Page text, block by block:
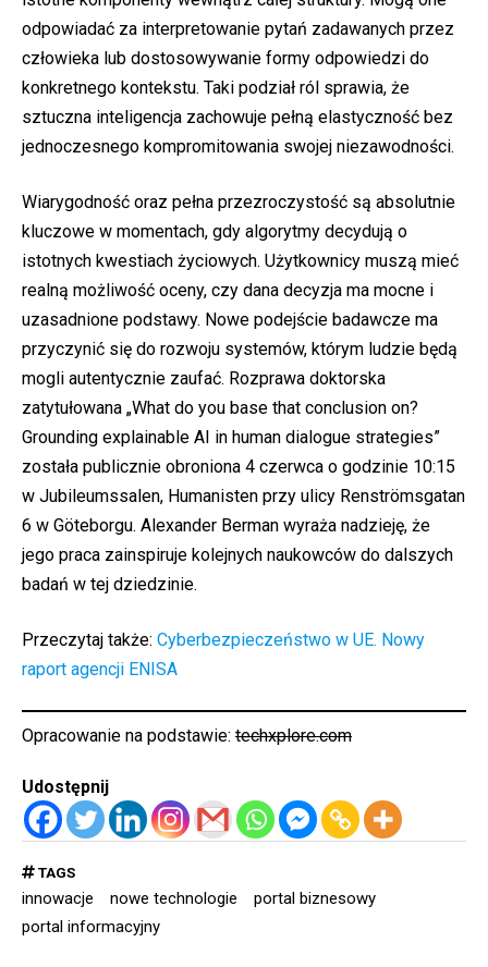
odpowiadać za interpretowanie pytań zadawanych przez
człowieka lub dostosowywanie formy odpowiedzi do
konkretnego kontekstu. Taki podział ról sprawia, że
sztuczna inteligencja zachowuje pełną elastyczność bez
jednoczesnego kompromitowania swojej niezawodności.
Wiarygodność oraz pełna przezroczystość są absolutnie
kluczowe w momentach, gdy algorytmy decydują o
istotnych kwestiach życiowych. Użytkownicy muszą mieć
realną możliwość oceny, czy dana decyzja ma mocne i
uzasadnione podstawy. Nowe podejście badawcze ma
przyczynić się do rozwoju systemów, którym ludzie będą
mogli autentycznie zaufać. Rozprawa doktorska
zatytułowana „What do you base that conclusion on?
Grounding explainable AI in human dialogue strategies”
została publicznie obroniona 4 czerwca o godzinie 10:15
w Jubileumssalen, Humanisten przy ulicy Renströmsgatan
6 w Göteborgu. Alexander Berman wyraża nadzieję, że
jego praca zainspiruje kolejnych naukowców do dalszych
badań w tej dziedzinie.
Przeczytaj także: Cyberbezpieczeństwo w UE. Nowy
raport agencji ENISA
Opracowanie na podstawie: techxplore.com
Udostępnij
TAGS
innowacje nowe technologie
portal biznesowy
portal informacyjny